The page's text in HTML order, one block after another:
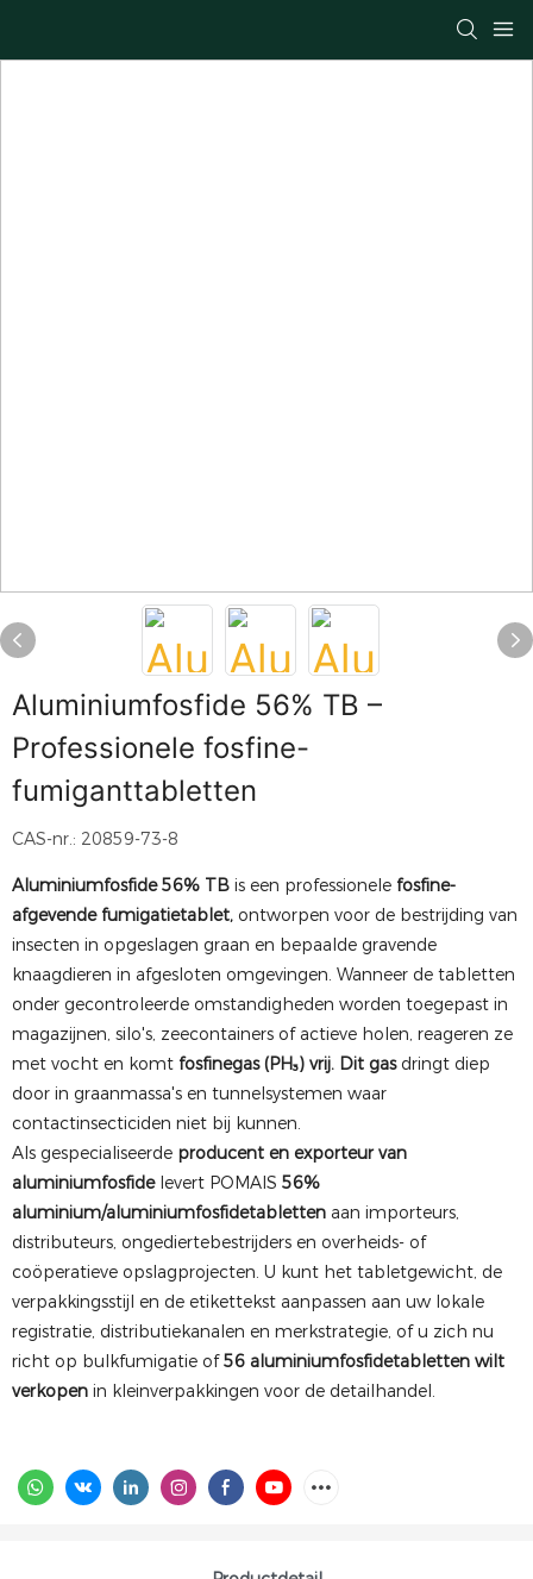
Aluminiumfosfide 56% TB –
Professionele fosfine-
fumiganttabletten
CAS-nr.: 20859-73-8
Aluminiumfosfide 56% TB is een professionele fosfine-
afgevende fumigatietablet, ontworpen voor de bestrijding van
insecten in opgeslagen graan en bepaalde gravende
knaagdieren in afgesloten omgevingen. Wanneer de tabletten
onder gecontroleerde omstandigheden worden toegepast in
magazijnen, silo's, zeecontainers of actieve holen, reageren ze
met vocht en komt fosfinegas (PH₃) vrij. Dit gasdringt diep
door in graanmassa's en tunnelsystemen waar
contactinsecticiden niet bij kunnen.
Als gespecialiseerde producent en exporteur van
aluminiumfosfidelevert POMAIS 56%
aluminium/aluminiumfosfidetabletten aan importeurs,
distributeurs, ongediertebestrijders en overheids- of
coöperatieve opslagprojecten. U kunt het tabletgewicht, de
verpakkingsstijl en de etikettekst aanpassen aan uw lokale
registratie, distributiekanalen en merkstrategie, of u zich nu
richt op bulkfumigatie of56 aluminiumfosfidetabletten wilt
verkopen in kleinverpakkingen voor de detailhandel.